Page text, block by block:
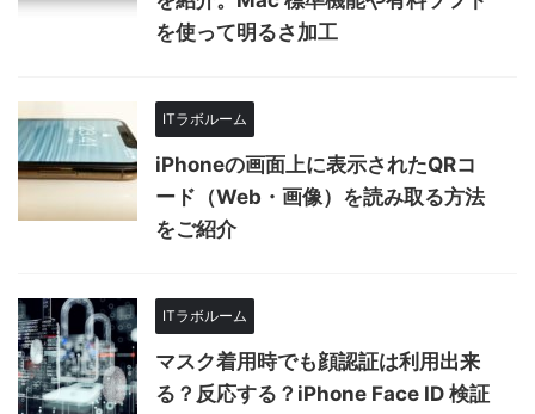
を使って明るさ加工
ITラボルーム
iPhoneの画面上に表示されたQRコ
ード（Web・画像）を読み取る方法
をご紹介
ITラボルーム
マスク着用時でも顔認証は利用出来
る？反応する？iPhone Face ID 検証